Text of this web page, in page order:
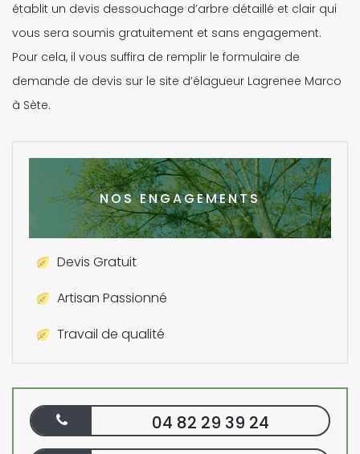
établit un devis dessouchage d’arbre détaillé et clair qui
vous sera soumis gratuitement et sans engagement.
Pour cela, il vous suffira de remplir le formulaire de
demande de devis sur le site d’élagueur Lagrenee Marco
à Sète.
NOS ENGAGEMENTS
Devis Gratuit
Artisan Passionné
Travail de qualité
04 82 29 39 24